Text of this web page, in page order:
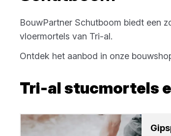
BouwPartner Schutboom biedt een
vloermortels van Tri-al.
Ontdek het aanbod in onze
Tri-alstucmortels